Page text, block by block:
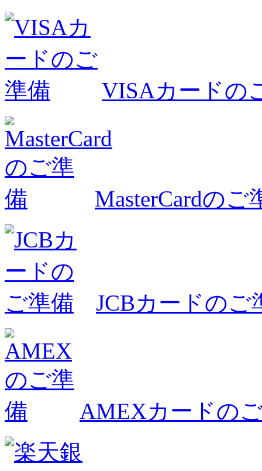
VISAカードの
MasterCardのご
JCBカードのご
AMEXカードの